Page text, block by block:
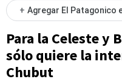
+ Agregar El Patagonico
Para la Celeste y
sólo quiere la
Chubut